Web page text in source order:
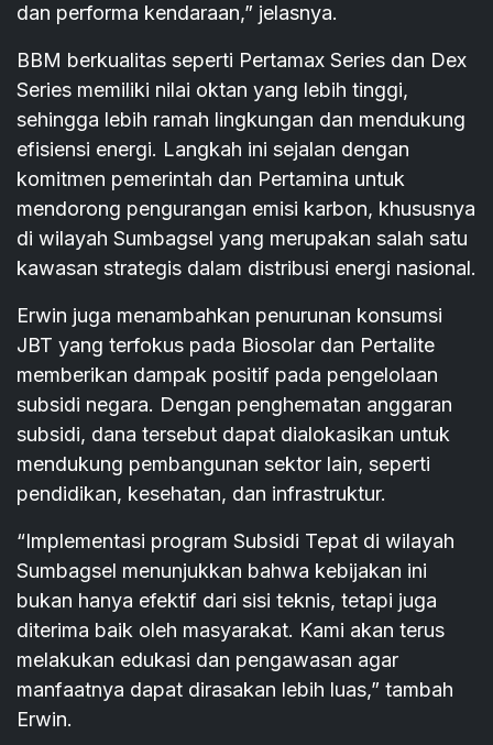
dan performa kendaraan,” jelasnya.
BBM berkualitas seperti Pertamax Series dan Dex
Series memiliki nilai oktan yang lebih tinggi,
sehingga lebih ramah lingkungan dan mendukung
efisiensi energi. Langkah ini sejalan dengan
komitmen pemerintah dan Pertamina untuk
mendorong pengurangan emisi karbon, khususnya
di wilayah Sumbagsel yang merupakan salah satu
kawasan strategis dalam distribusi energi nasional.
Erwin juga menambahkan penurunan konsumsi
JBT yang terfokus pada Biosolar dan Pertalite
memberikan dampak positif pada pengelolaan
subsidi negara. Dengan penghematan anggaran
subsidi, dana tersebut dapat dialokasikan untuk
mendukung pembangunan sektor lain, seperti
pendidikan, kesehatan, dan infrastruktur.
“Implementasi program Subsidi Tepat di wilayah
Sumbagsel menunjukkan bahwa kebijakan ini
bukan hanya efektif dari sisi teknis, tetapi juga
diterima baik oleh masyarakat. Kami akan terus
melakukan edukasi dan pengawasan agar
manfaatnya dapat dirasakan lebih luas,” tambah
Erwin.